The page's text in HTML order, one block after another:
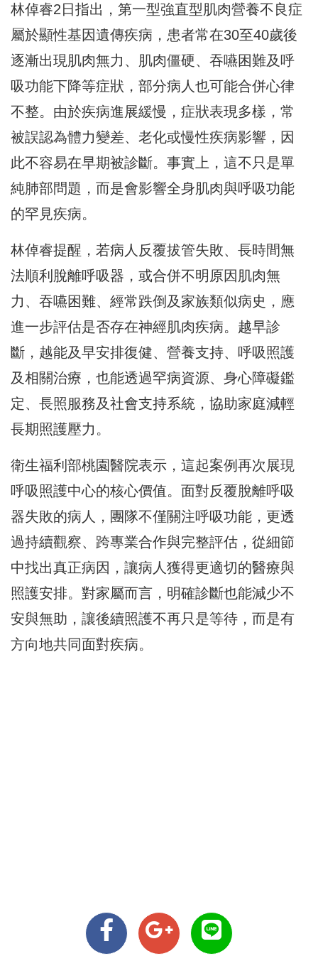
林倬睿2日指出，第一型強直型肌肉營養不良症
屬於顯性基因遺傳疾病，患者常在30至40歲後
逐漸出現肌肉無力、肌肉僵硬、吞嚥困難及呼
吸功能下降等症狀，部分病人也可能合併心律
不整。由於疾病進展緩慢，症狀表現多樣，常
被誤認為體力變差、老化或慢性疾病影響，因
此不容易在早期被診斷。事實上，這不只是單
純肺部問題，而是會影響全身肌肉與呼吸功能
的罕見疾病。
林倬睿提醒，若病人反覆拔管失敗、長時間無
法順利脫離呼吸器，或合併不明原因肌肉無
力、吞嚥困難、經常跌倒及家族類似病史，應
進一步評估是否存在神經肌肉疾病。越早診
斷，越能及早安排復健、營養支持、呼吸照護
及相關治療，也能透過罕病資源、身心障礙鑑
定、長照服務及社會支持系統，協助家庭減輕
長期照護壓力。
衛生福利部桃園醫院表示，這起案例再次展現
呼吸照護中心的核心價值。面對反覆脫離呼吸
器失敗的病人，團隊不僅關注呼吸功能，更透
過持續觀察、跨專業合作與完整評估，從細節
中找出真正病因，讓病人獲得更適切的醫療與
照護安排。對家屬而言，明確診斷也能減少不
安與無助，讓後續照護不再只是等待，而是有
方向地共同面對疾病。